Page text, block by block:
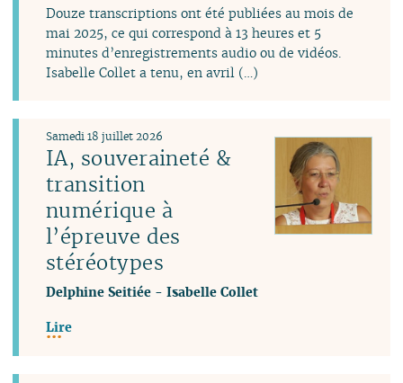
Douze transcriptions ont été publiées au mois de
mai 2025, ce qui correspond à 13 heures et 5
minutes d’enregistrements audio ou de vidéos.
Isabelle Collet a tenu, en avril (…)
IA, souveraineté &
transition
numérique à
l’épreuve des
stéréotypes
Samedi 18 juillet 2026
Delphine Seitiée -Isabelle Collet
Lire